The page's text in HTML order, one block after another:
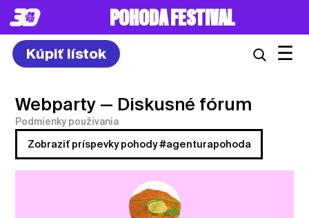
POHODA FESTIVAL
Kúpiť lístok ☰
Webparty — Diskusné fórum
Podmienky používania
Zobraziť príspevky pohody #agenturapohoda